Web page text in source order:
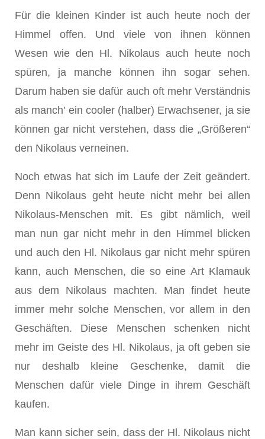
Für die kleinen Kinder ist auch heute noch der
Himmel offen. Und viele von ihnen können
Wesen wie den Hl. Nikolaus auch heute noch
spüren, ja manche können ihn sogar sehen.
Darum haben sie dafür auch oft mehr Verständnis
als manch' ein cooler (halber) Erwachsener, ja sie
können gar nicht verstehen, dass die „Größeren“
den Nikolaus verneinen.
Noch etwas hat sich im Laufe der Zeit geändert.
Denn Nikolaus geht heute nicht mehr bei allen
Nikolaus-Menschen mit. Es gibt nämlich, weil
man nun gar nicht mehr in den Himmel blicken
und auch den Hl. Nikolaus gar nicht mehr spüren
kann, auch Menschen, die so eine Art Klamauk
aus dem Nikolaus machten. Man findet heute
immer mehr solche Menschen, vor allem in den
Geschäften. Diese Menschen schenken nicht
mehr im Geiste des Hl. Nikolaus, ja oft geben sie
nur deshalb kleine Geschenke, damit die
Menschen dafür viele Dinge in ihrem Geschäft
kaufen.
Man kann sicher sein, dass der Hl. Nikolaus nicht